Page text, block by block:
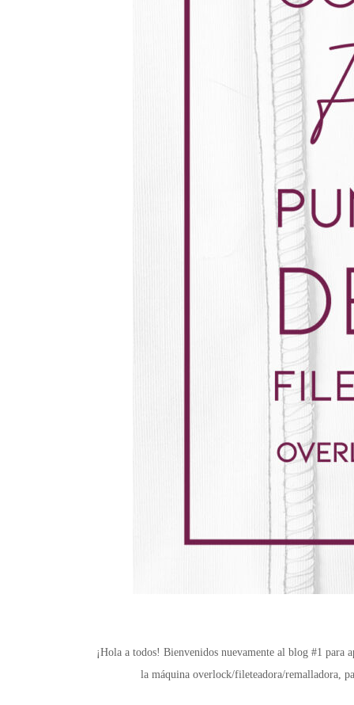
¡Hola a todos! Bienvenidos nuevamente al blog #1 para
la máquina overlock/fileteadora/remalladora,